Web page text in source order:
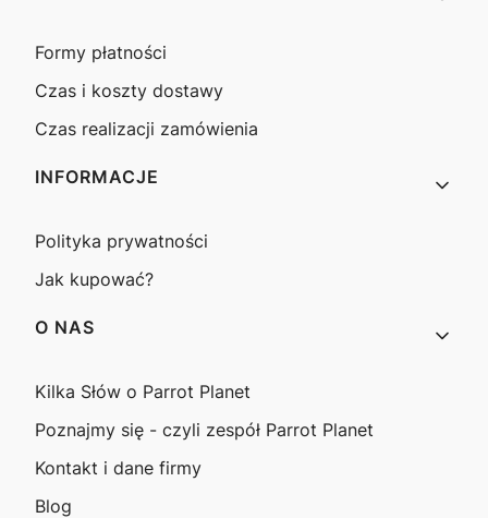
Formy płatności
Czas i koszty dostawy
Czas realizacji zamówienia
INFORMACJE
Polityka prywatności
Jak kupować?
O NAS
Kilka Słów o Parrot Planet
Poznajmy się - czyli zespół Parrot Planet
Kontakt i dane firmy
Blog